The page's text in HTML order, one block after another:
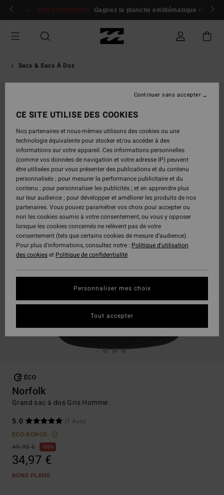
Passer
Se connecter / s'inscrire
JEU CONCOURS Gagnez la planche emblématique d'Andy
Sacs & Sacs À Dos
ÉCO
Norfolk
Grand sac à dos Gris Homme
5.0
(1 Avis)
ECO-BONUS
49,95 €
30%
34,97 €
BONS PLANS
CE SITE UTILISE DES COOKIES
Nos partenaires et nous-mêmes utilisons des cookies ou une
technologie équivalente pour stocker et/ou accéder à des
informations sur votre appareil. Ces informations personnelles
(comme vos données de navigation et votre adresse IP) peuvent
être utilisées pour vous présenter des publications et du contenu
personnalisés ; pour mesurer la performance publicitaire et du
contenu ; pour personnaliser les publicités ; et en apprendre plus
sur leur audience ; pour développer et améliorer les produits de nos
partenaires. Vous pouvez paramétrer vos choix pour accepter ou
non les cookies soumis à votre consentement, ou vous y opposer
lorsque les cookies concernés ne relèvent pas de votre
consentement (tels que certains cookies de mesure d’audience).
Pour plus d'informations, consultez notre : Politique d'utilisation
des cookieset Politique de confidentialité
Personnaliser mes choix
Continuer sans accepter
Tout accepter